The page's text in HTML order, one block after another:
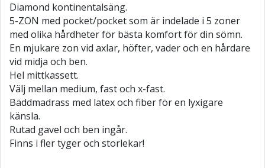
Diamond kontinentalsäng.
5-ZON med pocket/pocket som är indelade i 5 zoner
med olika hårdheter för bästa komfort för din sömn.
En mjukare zon vid axlar, höfter, vader och en hårdare
vid midja och ben.
Hel mittkassett.
Välj mellan medium, fast och x-fast.
Bäddmadrass med latex och fiber för en lyxigare
känsla.
Rutad gavel och ben ingår.
Finns i fler tyger och storlekar!